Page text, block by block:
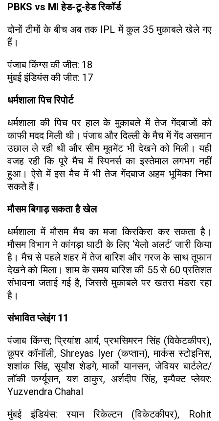
PBKS vs MI हेड-टू-हेड रिकॉर्ड
दोनों टीमों के बीच अब तक IPL में कुल 35 मुकाबले खेले गए
हैं।
पंजाब किंग्स की जीत: 18
मुंबई इंडियंस की जीत: 17
धर्मशाला पिच रिपोर्ट
धर्मशाला की पिच पर हाल के मुकाबले में तेज गेंदबाजों को
काफी मदद मिली थी। पंजाब और दिल्ली के मैच में गेंद असमान
उछाल ले रही थी और सीम मूवमेंट भी देखने को मिली। यही
वजह रही कि पूरे मैच में स्पिनर्स का इस्तेमाल लगभग नहीं
हुआ। ऐसे में इस मैच में भी तेज गेंदबाज अहम भूमिका निभा
सकते हैं।
मौसम बिगाड़ सकता है खेल
धर्मशाला में मौसम मैच का मजा किरकिरा कर सकता है।
मौसम विभाग ने कांगड़ा घाटी के लिए ‘येलो अलर्ट’ जारी किया
है। मैच से पहले शहर में तेज बारिश और गरज के साथ तूफान
देखने को मिला। शाम के समय बारिश की 55 से 60 प्रतिशत
संभावना जताई गई है, जिससे मुकाबले पर खतरा मंडरा रहा
है।
संभावित प्लेइंग 11
पंजाब किंग्स; प्रियांश आर्य, प्रभसिमरन सिंह (विकेटकीपर),
कूपर कॉनॉली, Shreyas Iyer (कप्तान), मार्कस स्टोइनिस,
शशांक सिंह, सूर्यांश शेडगे, मार्को यानसन, जेवियर बार्टलेट/
लॉकी फर्ग्यूसन, यश ठाकुर, अर्शदीप सिंह, इम्पैक्ट प्लेयर:
Yuzvendra Chahal
मुंबई इंडियंस: रयान रिकेल्टन (विकेटकीपर), Rohit